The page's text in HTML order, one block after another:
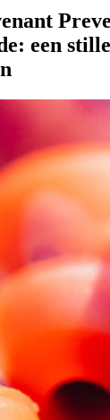
een